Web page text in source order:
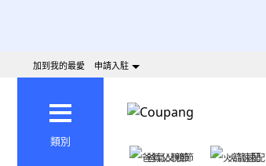
加到我的最愛 申請入駐
類別
爸氣父親節
火箭速配